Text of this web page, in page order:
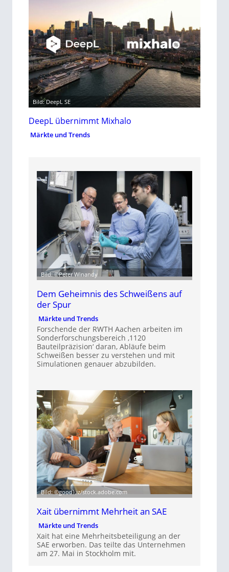
Bild: DeepL SE
DeepL übernimmt Mixhalo
Märkte und Trends
Bild: ©Peter Winandy
Dem Geheimnis des Schweißens auf
der Spur
Märkte und Trends
Forschende der RWTH Aachen arbeiten im
Sonderforschungsbereich ‚1120
Bauteilpräzision‘ daran, Abläufe beim
Schweißen besser zu verstehen und mit
Simulationen genauer abzubilden.
Bild: ©goodluz/stock.adobe.com
Xait übernimmt Mehrheit an SAE
Märkte und Trends
Xait hat eine Mehrheitsbeteiligung an der
SAE erworben. Das teilte das Unternehmen
am 27. Mai in Stockholm mit.